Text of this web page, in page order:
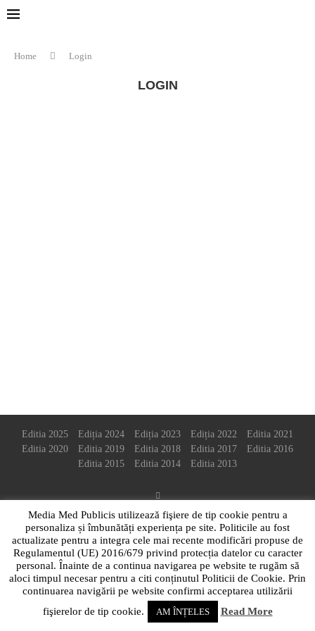
Home Login
LOGIN
Editia 2025 Ediția 2024 Ediția 2023 Ediția 2022
Editia 2021
Editia 2020
Editia 2019 Editia 2018 Editia 2017
Editia 2016
Editia 2015
Editia 2014 Editia 2013
Media Med Publicis utilizează fişiere de tip cookie pentru a
personaliza și îmbunătăți experiența pe site. Politicile au fost
actualizate pentru a integra cele mai recente modificări propuse de
Regulamentul (UE) 2016/679 privind protecția datelor cu caracter
personal. Înainte de a continua navigarea pe website te rugăm să
aloci timpul necesar pentru a citi conținutul Politicii de Cookie. Prin
continuarea navigării pe website confirmi acceptarea utilizării
fişierelor de tip cookie.
AM ÎNȚELES Read More